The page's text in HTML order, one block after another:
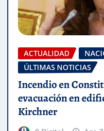
ACTUALIDAD
ÚLTIMAS NOTICIAS
Incendio en
evacuación en
Kirchner